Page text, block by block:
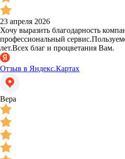
23 апреля 2026
Хочу выразить благодарность
профессиональный
лет.Всех благ и процветания Вам.
Отзыв в Яндекс.Картах
Вера